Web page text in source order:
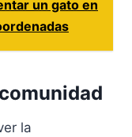
un gato en
la